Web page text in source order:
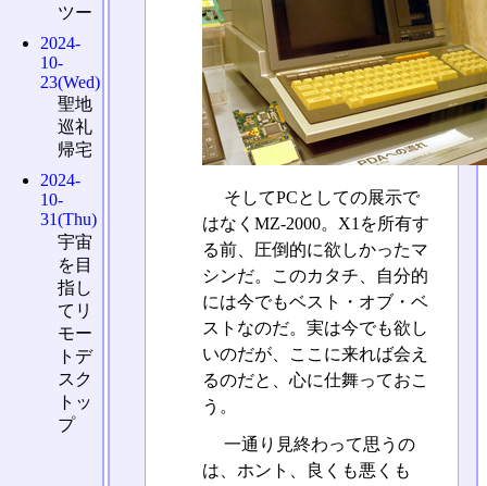
そしてPCとしての展示で
はなくMZ-2000。X1を所有す
る前、圧倒的に欲しかったマ
シンだ。このカタチ、自分的
には今でもベスト・オブ・ベ
ストなのだ。実は今でも欲し
いのだが、ここに来れば会え
るのだと、心に仕舞っておこ
う。
一通り見終わって思うの
は、ホント、良くも悪くも
ツー
2024-
10-
23(Wed)
聖地
巡礼
帰宅
2024-
10-
31(Thu)
宇宙
を目
指し
てリ
モー
トデ
スク
トッ
プ